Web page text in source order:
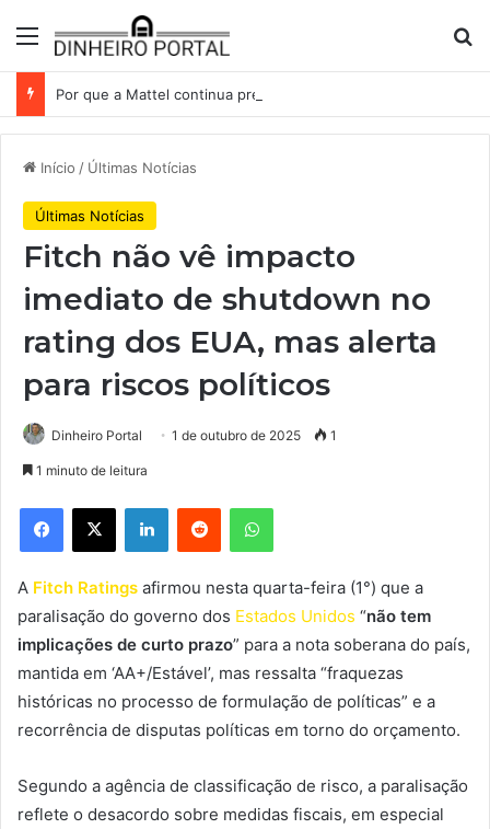
Menu
Início / Últimas Notícias
Últimas Notícias
Fitch não vê impacto
imediato de shutdown no
rating dos EUA, mas alerta
para riscos políticos
Dinheiro Portal 1 de outubro de 2025 1
1 minuto de leitura
Facebook
X LinkedinReddit WhatsApp
A Fitch Ratings afirmou nesta quarta-feira (1°) que a
paralisação do governo dos Estados Unidos “não tem
implicações de curto prazo” para a nota soberana do país,
mantida em ‘AA+/Estável’, mas ressalta “fraquezas
históricas no processo de formulação de políticas” e a
recorrência de disputas políticas em torno do orçamento.
Segundo a agência de classificação de risco, a paralisação
reflete o desacordo sobre medidas fiscais, em especial